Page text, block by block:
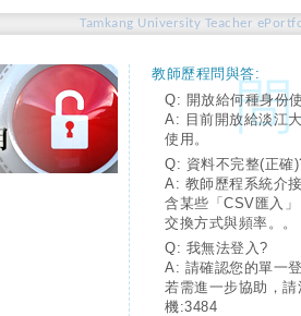
Tamkang University Teacher
教師歷程問與答:
Q: 開放給何種身份
A: 目前開放給淡江
使用。
Q: 資料不完整(正確
A: 教師歷程系統介
含某些「CSV匯入
交換方式與頻率。。
Q: 我無法登入?
A: 請確認您的單一
若需進一步協助，
機:3484